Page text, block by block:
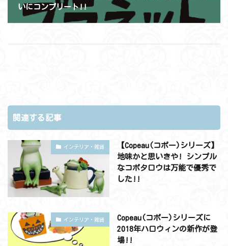
いにコンプリート!!
関連する記事
インテリア・雑貨
【Copeau(コポー)シリーズ】
地味かと思いきや! シンプル
なコポタロウは万能で優秀で
した!!
インテリア・雑貨
Copeau(コポー)シリーズに
2018年ハロウィンの新作が登
場!!